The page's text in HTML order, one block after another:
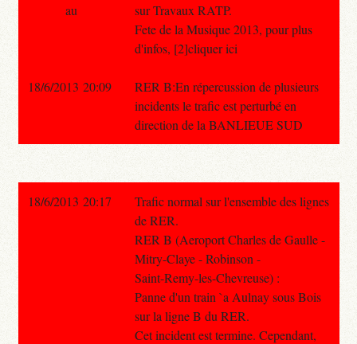
sur Travaux RATP.
Fete de la Musique 2013, pour plus
d'infos, [2]cliquer ici
RER B:En répercussion de plusieurs
incidents le trafic est perturbé en
direction de la BANLIEUE SUD
au
18/6/2013 20:09
18/6/2013 20:17
Trafic normal sur l'ensemble des lignes
de RER.
RER B (Aeroport Charles de Gaulle -
Mitry-Claye - Robinson -
Saint-Remy-les-Chevreuse) :
Panne d'un train `a Aulnay sous Bois
sur la ligne B du RER.
Cet incident est termine. Cependant,